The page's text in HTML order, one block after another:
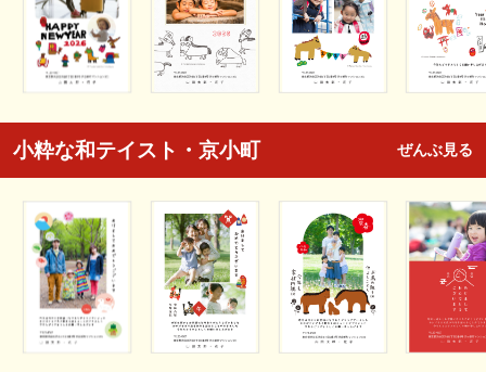
小粋な和テイスト・京小町 ぜんぶ見る